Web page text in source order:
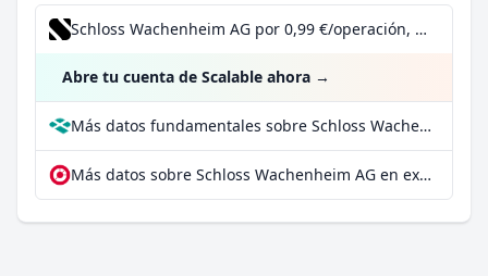
Schloss Wachenheim AG por 0,99 €/operación, incluido el Dividend Reinvestment Plan
Abre tu cuenta de Scalable ahora →
Más datos fundamentales sobre Schloss Wachenheim AG en Parqet
Más datos sobre Schloss Wachenheim AG en extraETF